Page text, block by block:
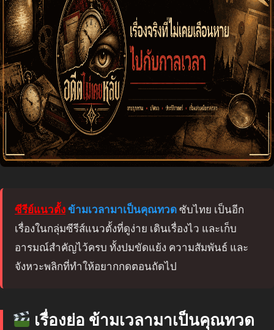
ซีรีย์แนวตั้ง ข้ามเวลามาเป็นคุณทวด ซับไทย เป็นอีก
เรื่องในกลุ่มซีรีส์แนวตั้งที่ดูง่าย เดินเรื่องไว และเก็บ
อารมณ์สำคัญไว้ครบ ทั้งปมขัดแย้ง ความสัมพันธ์ และ
จังหวะพลิกที่ทำให้อยากกดตอนถัดไป
เรื่องย่อ ข้ามเวลามาเป็นคุณทวด